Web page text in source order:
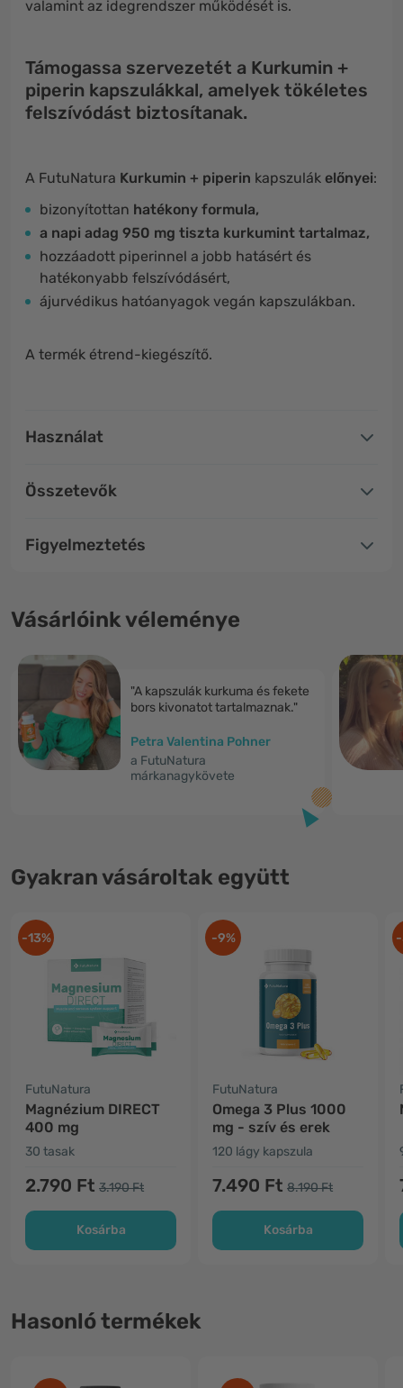
valamint az idegrendszer működését is.
Támogassa szervezetét a Kurkumin +
piperin kapszulákkal, amelyek tökéletes
felszívódást biztosítanak.
A FutuNatura Kurkumin + piperin kapszulák előnyei:
bizonyítottan hatékony formula,
a napi adag 950 mg tiszta kurkumint tartalmaz,
hozzáadott piperinnel a jobb hatásért és
hatékonyabb felszívódásért,
ájurvédikus hatóanyagok vegán kapszulákban.
A termék étrend-kiegészítő.
Használat
Összetevők
Figyelmeztetés
Vásárlóink véleménye
"A kapszulák kurkuma és fekete
bors kivonatot tartalmaznak."
Petra Valentina Pohner
a FutuNatura
márkanagykövete
Gyakran vásároltak együtt
-13%
FutuNatura
Magnézium DIRECT
400 mg
30 tasak
2.790 Ft 3.190 Ft
Kosárba
-9%
FutuNatura
Omega 3 Plus 1000
mg - szív és erek
120 lágy kapszula
7.490 Ft 8.190 Ft
Kosárba
Hasonló termékek